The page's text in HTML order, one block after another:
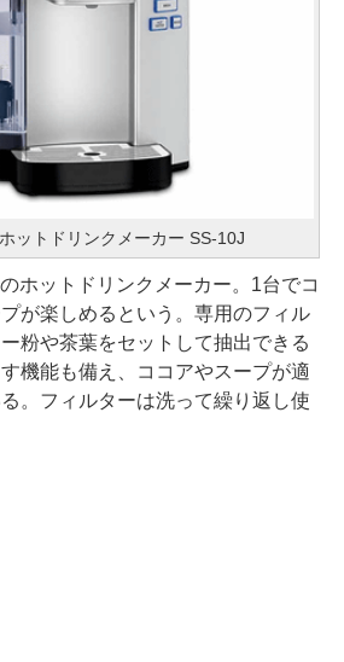
ットドリンクメーカー SS-10J
ホットドリンクメーカー。1台でコ
が楽しめるという。専用のフィル
粉や茶葉をセットして抽出できる
機能も備え、ココアやスープが適
。フィルターは洗って繰り返し使